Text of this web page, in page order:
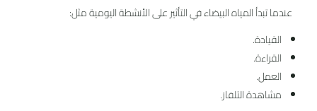
عندما تبدأ المياه البيضاء في التأثير على الأنشطة اليومية مثل:
القيادة.
القراءة.
العمل.
مشاهدة التلفاز.